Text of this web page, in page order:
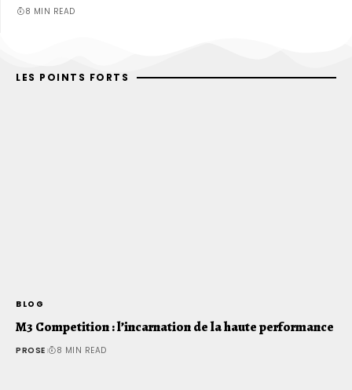
8 MIN READ
LES POINTS FORTS
BLOG
M3 Competition : l’incarnation de la haute performance
PROSE 8 MIN READ